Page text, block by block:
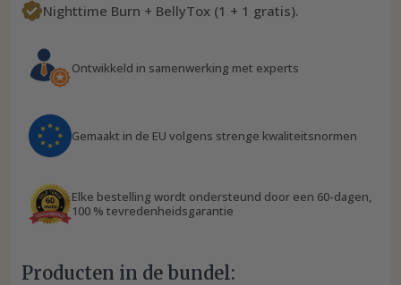
Nighttime Burn + BellyTox (1 + 1 gratis).
Ontwikkeld in samenwerking met experts
Gemaakt in de EU volgens strenge kwaliteitsnormen
Elke bestelling wordt ondersteund door een 60-dagen,
100 % tevredenheidsgarantie
Producten in de bundel: